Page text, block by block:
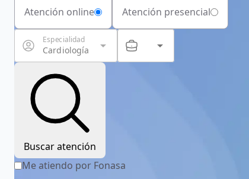
Atención online Atención presencial
Cardiología
Especialidad arrow_drop_down Servicio
arrow_drop_down
Buscar atención
Me atiendo por Fonasa